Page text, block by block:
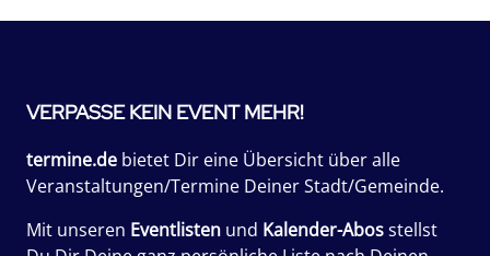
VERPASSE KEIN EVENT MEHR!
termine.de bietet Dir eine Übersicht über alle
Veranstaltungen/Termine Deiner Stadt/Gemeinde.
Mit unseren Eventlisten und Kalender-Abosstellst